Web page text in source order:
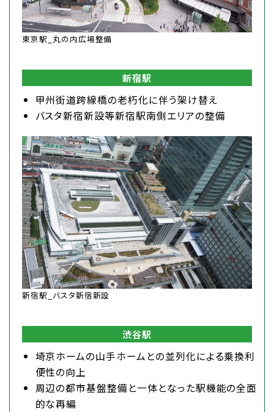
東京駅_丸の内広場整備
新宿駅
甲州街道跨線橋の老朽化に伴う架け替え
バスタ新宿新設等新宿駅南側エリアの整備
新宿駅_バスタ新宿新設
渋谷駅
埼京ホームの山手ホームとの並列化による乗換利
便性の向上
周辺の都市基盤整備と一体となった駅機能の全面
的な再編